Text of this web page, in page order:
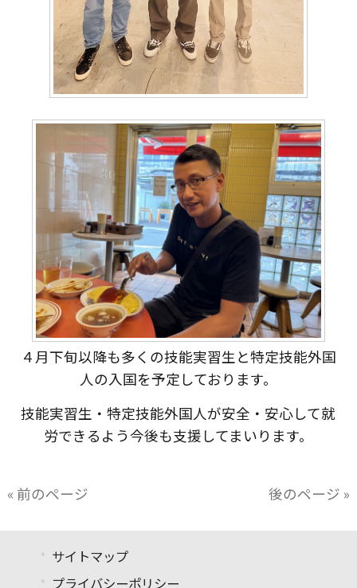
４月下旬以降も多くの技能実習生と特定技能外国
人の入国を予定しております。
技能実習生・特定技能外国人が安全・安心して就
労できるよう今後も支援してまいります。
« 前のページ 後のページ »
サイトマップ
プライバシーポリシー